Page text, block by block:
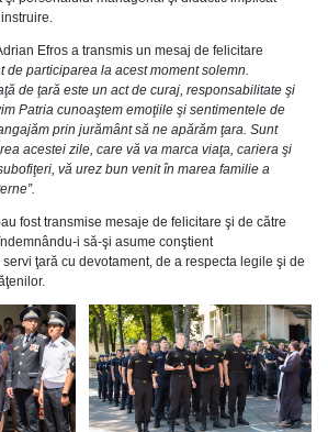
Efros a transmis un mesaj de felicitare
de participarea la acest moment solemn.
de ţară este un act de curaj, responsabilitate şi
Patria cunoaştem emoţiile şi sentimentele de
prin jurământ să ne apărăm ţara. Sunt
acestei zile, care vă va marca viaţa, cariera şi
vă urez bun venit în marea familie a
fost transmise mesaje de felicitare şi de către
i să-şi asume conştient
ţară cu devotament, de a respecta legile şi de